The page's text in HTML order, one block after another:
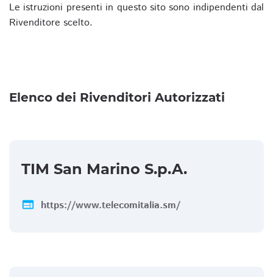
Le istruzioni presenti in questo sito sono indipendenti dal
Rivenditore scelto.
Elenco dei Rivenditori Autorizzati
TIM San Marino S.p.A.
web https://www.telecomitalia.sm/